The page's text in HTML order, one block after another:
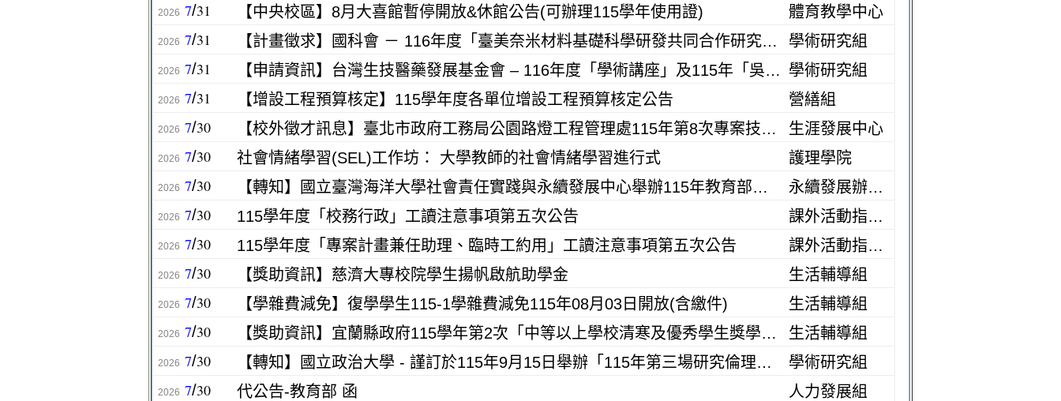
2026 7/31 【中央校區】8月大喜館暫停開放&休館公告(可辦理115學年使用證) 體育教學中心
2026 7/31 【計畫徵求】國科會 － 116年度「臺美奈米材料基礎科學研發共同合作研究計畫」構想書 學術研究組
2026 7/31 【申請資訊】台灣生技醫藥發展基金會 – 116年度「學術講座」及115年「吳火獅醫學獎」，請查照轉知。 學術研究組
2026 7/31 【增設工程預算核定】115學年度各單位增設工程預算核定公告 營繕組
2026 7/30 【校外徵才訊息】臺北市政府工務局公園路燈工程管理處115年第8次專案技工暨年度約僱人員甄選 生涯發展中心
2026 7/30 社會情緒學習(SEL)工作坊： 大學教師的社會情緒學習進行式 護理學院
2026 7/30 【轉知】國立臺灣海洋大學社會責任實踐與永續發展中心舉辦115年教育部大學社會責任「跨海共學：臺日地方創生SIG跨校國際論壇」 永續發展辦公室
2026 7/30 115學年度「校務行政」工讀注意事項第五次公告 課外活動指導組
2026 7/30 115學年度「專案計畫兼任助理、臨時工約用」工讀注意事項第五次公告 課外活動指導組
2026 7/30 【獎助資訊】慈濟大專校院學生揚帆啟航助學金 生活輔導組
2026 7/30 【學雜費減免】復學學生115-1學雜費減免115年08月03日開放(含繳件) 生活輔導組
2026 7/30 【獎助資訊】宜蘭縣政府115學年第2次「中等以上學校清寒及優秀學生獎學金」 生活輔導組
2026 7/30 【轉知】國立政治大學 - 謹訂於115年9月15日舉辦「115年第三場研究倫理教育訓練」 學術研究組
2026 7/30 代公告-教育部 函 人力發展組